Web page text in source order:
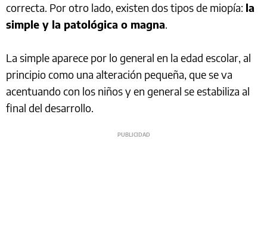
correcta. Por otro lado, existen dos tipos de miopía: la
simple y la patológica o magna.
La simple aparece por lo general en la edad escolar, al
principio como una alteración pequeña, que se va
acentuando con los niños y en general se estabiliza al
final del desarrollo.